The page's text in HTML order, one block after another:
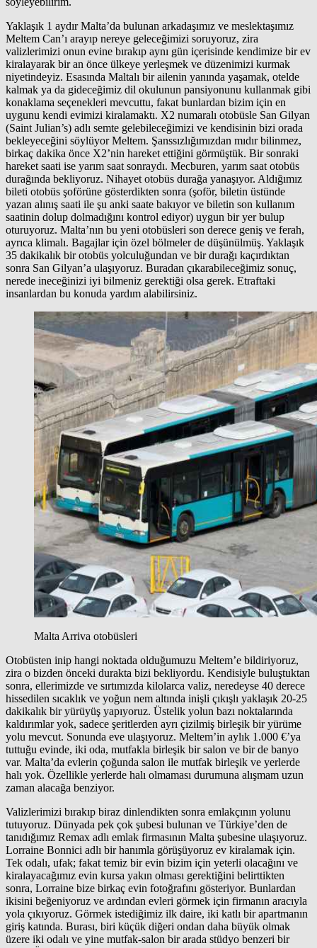
Yaklaşık 1 aydır Malta’da bulunan arkadaşımız ve meslektaşımız
Meltem Can’ı arayıp nereye geleceğimizi soruyoruz, zira
valizlerimizi onun evine bırakıp aynı gün içerisinde kendimize bir ev
kiralayarak bir an önce ülkeye yerleşmek ve düzenimizi kurmak
niyetindeyiz. Esasında Maltalı bir ailenin yanında yaşamak, otelde
kalmak ya da gideceğimiz dil okulunun pansiyonunu kullanmak gibi
konaklama seçenekleri mevcuttu, fakat bunlardan bizim için en
uygunu kendi evimizi kiralamaktı. X2 numaralı otobüsle San Gilyan
(Saint Julian’s) adlı semte gelebileceğimizi ve kendisinin bizi orada
bekleyeceğini söylüyor Meltem. Şanssızlığımızdan mıdır bilinmez,
birkaç dakika önce X2’nin hareket ettiğini görmüştük. Bir sonraki
hareket saati ise yarım saat sonraydı. Mecburen, yarım saat otobüs
durağında bekliyoruz. Nihayet otobüs durağa yanaşıyor. Aldığımız
bileti otobüs şoförüne gösterdikten sonra (şoför, biletin üstünde
yazan alınış saati ile şu anki saate bakıyor ve biletin son kullanım
saatinin dolup dolmadığını kontrol ediyor) uygun bir yer bulup
oturuyoruz. Malta’nın bu yeni otobüsleri son derece geniş ve ferah,
ayrıca klimalı. Bagajlar için özel bölmeler de düşünülmüş. Yaklaşık
35 dakikalık bir otobüs yolculuğundan ve bir durağı kaçırdıktan
sonra San Gilyan’a ulaşıyoruz. Buradan çıkarabileceğimiz sonuç,
nerede ineceğinizi iyi bilmeniz gerektiği olsa gerek. Etraftaki
insanlardan bu konuda yardım alabilirsiniz.
Malta Arriva otobüsleri
Otobüsten inip hangi noktada olduğumuzu Meltem’e bildiriyoruz,
zira o bizden önceki durakta bizi bekliyordu. Kendisiyle buluştuktan
sonra, ellerimizde ve sırtımızda kilolarca valiz, neredeyse 40 derece
hissedilen sıcaklık ve yoğun nem altında inişli çıkışlı yaklaşık 20-25
dakikalık bir yürüyüş yapıyoruz. Üstelik yolun bazı noktalarında
kaldırımlar yok, sadece şeritlerden ayrı çizilmiş birleşik bir yürüme
yolu mevcut. Sonunda eve ulaşıyoruz. Meltem’in aylık 1.000 €’ya
tuttuğu evinde, iki oda, mutfakla birleşik bir salon ve bir de banyo
var. Malta’da evlerin çoğunda salon ile mutfak birleşik ve yerlerde
halı yok. Özellikle yerlerde halı olmaması durumuna alışmam uzun
zaman alacağa benziyor.
Valizlerimizi bırakıp biraz dinlendikten sonra emlakçının yolunu
tutuyoruz. Dünyada pek çok şubesi bulunan ve Türkiye’den de
tanıdığımız Remax adlı emlak firmasının Malta şubesine ulaşıyoruz.
Lorraine Bonnici adlı bir hanımla görüşüyoruz ev kiralamak için.
Tek odalı, ufak; fakat temiz bir evin bizim için yeterli olacağını ve
kiralayacağımız evin kursa yakın olması gerektiğini belirttikten
sonra, Lorraine bize birkaç evin fotoğrafını gösteriyor. Bunlardan
ikisini beğeniyoruz ve ardından evleri görmek için firmanın aracıyla
yola çıkıyoruz. Görmek istediğimiz ilk daire, iki katlı bir apartmanın
giriş katında. Burası, biri küçük diğeri ondan daha büyük olmak
üzere iki odalı ve yine mutfak-salon bir arada stüdyo benzeri bir